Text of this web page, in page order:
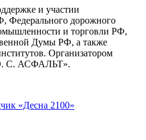
и участии
Федерального дорожного
и торговли РФ,
Думы РФ, а также
Организатором
С. АСФАЛЬТ».
«Десна 2100»